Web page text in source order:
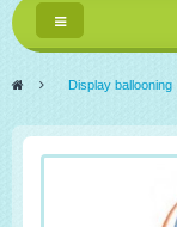
Переключить
навигации
> Display ballooning